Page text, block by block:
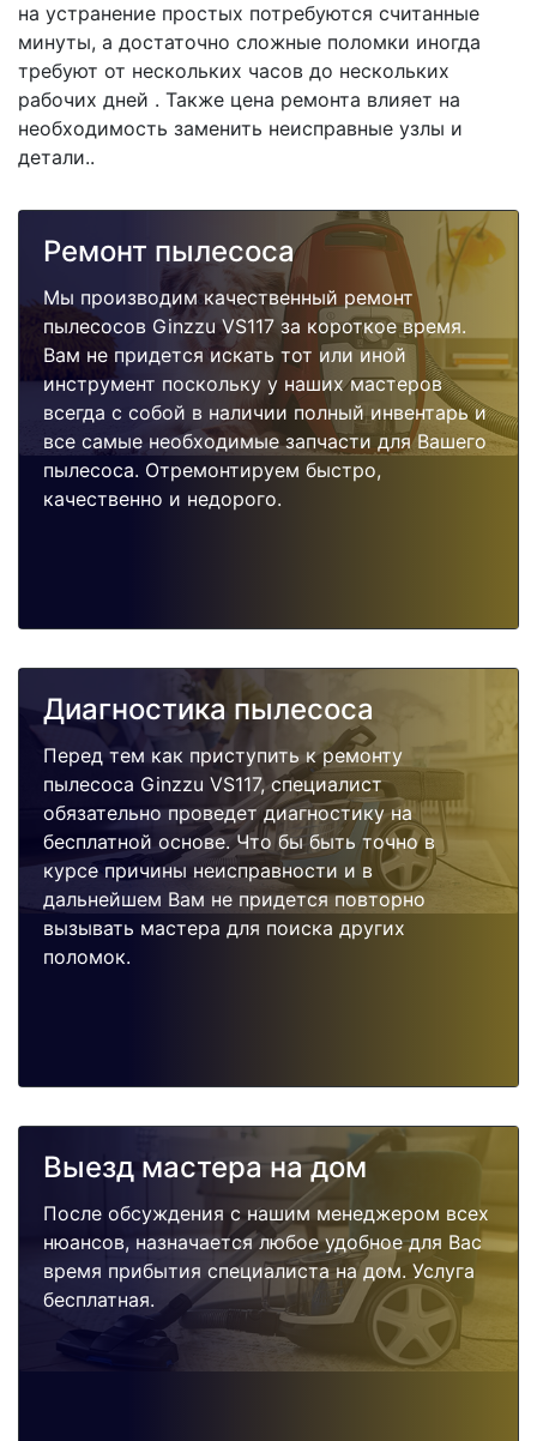
на устранение простых потребуются считанные
минуты, а достаточно сложные поломки иногда
требуют от нескольких часов до нескольких
рабочих дней . Также цена ремонта влияет на
необходимость заменить неисправные узлы и
детали..
Ремонт пылесоса
Мы производим качественный ремонт
пылесосов Ginzzu VS117 за короткое время.
Вам не придется искать тот или иной
инструмент поскольку у наших мастеров
всегда с собой в наличии полный инвентарь и
все самые необходимые запчасти для Вашего
пылесоса. Отремонтируем быстро,
качественно и недорого.
Диагностика пылесоса
Перед тем как приступить к ремонту
пылесоса Ginzzu VS117, специалист
обязательно проведет диагностику на
бесплатной основе. Что бы быть точно в
курсе причины неисправности и в
дальнейшем Вам не придется повторно
вызывать мастера для поиска других
поломок.
Выезд мастера на дом
После обсуждения с нашим менеджером всех
нюансов, назначается любое удобное для Вас
время прибытия специалиста на дом. Услуга
бесплатная.